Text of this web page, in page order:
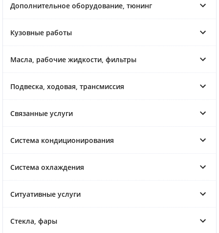
Дополнительное оборудование, тюнинг
Кузовные работы
Масла, рабочие жидкости, фильтры
Подвеска, ходовая, трансмиссия
Связанные услуги
Система кондиционирования
Система охлаждения
Ситуативные услуги
Стекла, фары